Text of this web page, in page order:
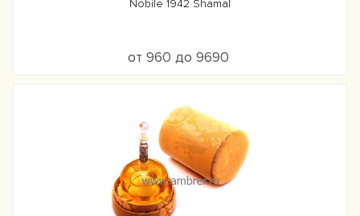
Nobile 1942 Shamal
от 960 до 9690